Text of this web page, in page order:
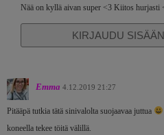
Nää on kyllä aivan super <3 Kiitos hurjasti
KIRJAUDU
Emma 4.12.2019 21:27
Pitääpä tutkia tätä sinivalolta suojaavaa juttua
koneella tekee töitä välillä.